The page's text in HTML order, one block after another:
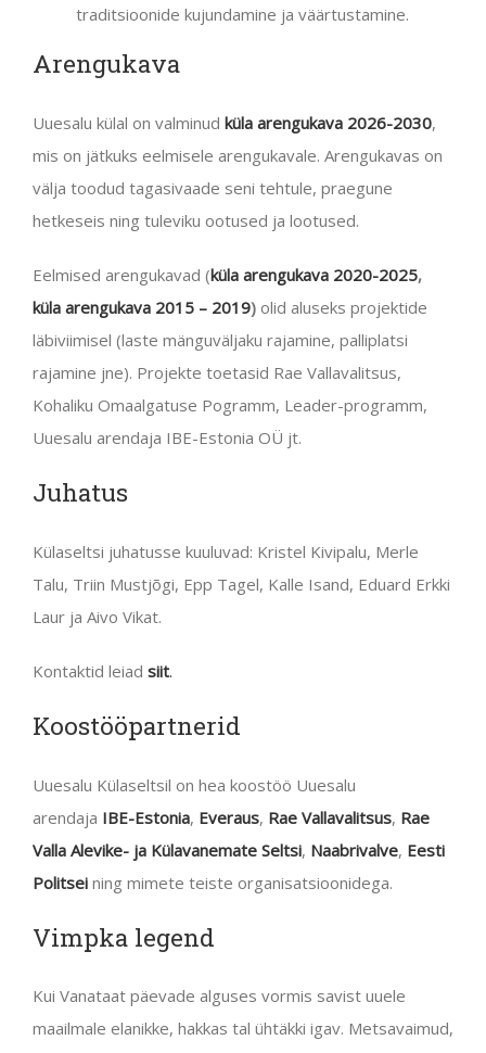
traditsioonide kujundamine ja väärtustamine.
Arengukava
Uuesalu külal on valminud küla arengukava 2026-2030,
mis on jätkuks eelmisele arengukavale. Arengukavas on
välja toodud tagasivaade seni tehtule, praegune
hetkeseis ning tuleviku ootused ja lootused.
Eelmised arengukavad (küla arengukava 2020-2025,
küla arengukava 2015 – 2019) olid aluseks projektide
läbiviimisel (laste mänguväljaku rajamine, palliplatsi
rajamine jne). Projekte toetasid Rae Vallavalitsus,
Kohaliku Omaalgatuse Pogramm, Leader-programm,
Uuesalu arendaja IBE-Estonia OÜ jt.
Juhatus
Külaseltsi juhatusse kuuluvad: Kristel Kivipalu, Merle
Talu, Triin Mustjõgi, Epp Tagel, Kalle Isand, Eduard Erkki
Laur ja Aivo Vikat.
Kontaktid leiad siit.
Koostööpartnerid
Uuesalu Külaseltsil on hea koostöö Uuesalu
arendaja IBE-Estonia, Everaus, Rae Vallavalitsus, Rae
Valla Alevike- ja Külavanemate Seltsi, Naabrivalve, Eesti
Politsei ning mimete teiste organisatsioonidega.
Vimpka legend
Kui Vanataat päevade alguses vormis savist uuele
maailmale elanikke, hakkas tal ühtäkki igav. Metsavaimud,